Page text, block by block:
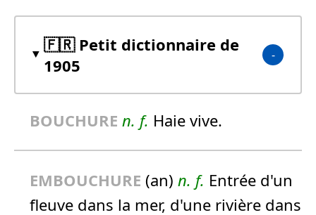
🇫🇷 Petit dictionnaire de
1905
BOUCHURE n. f. Haie vive.
EMBOUCHURE (an) n. f. Entrée d'un
fleuve dans la mer, d'une rivière dans